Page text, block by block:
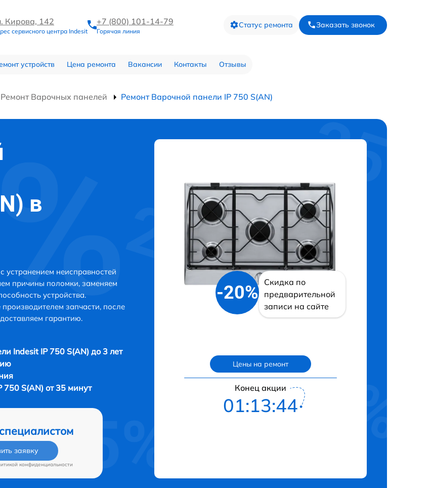
Кирова, 142
сервисного центра Indesit
+7 (800) 101-14-79
Горячая линия
Статус ремонта Заказать звонок
устройств Цена ремонта Вакансии Контакты Отзывы
Ремонт Варочных панелей Ремонт Варочной панели IP 750 S(AN)
в
устранением неисправностей
причины поломки, заменяем
устройства.
запчасти, после
гарантию.
Indesit IP 750 S(AN) до 3 лет
S(AN) от 35 минут
заявку
конфиденциальности
-20%
Скидка по
предварительной
записи на сайте
Цены на ремонт
Конец акции
01:13:43